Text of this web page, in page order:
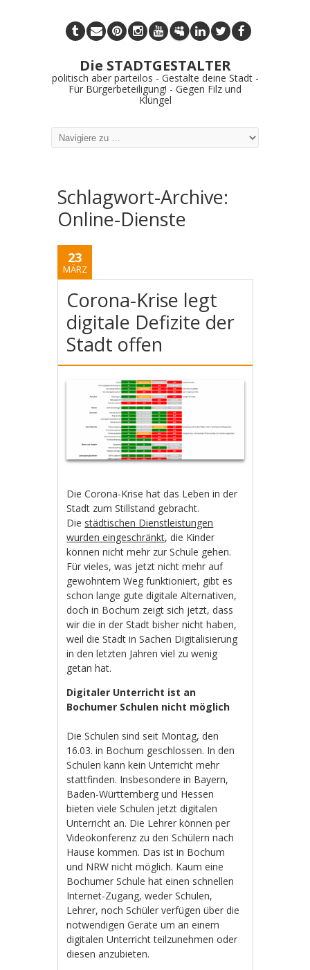
Die STADTGESTALTER
politisch aber parteilos - Gestalte deine Stadt -
Für Bürgerbeteiligung! - Gegen Filz und
Klüngel
Schlagwort-Archive:
Online-Dienste
23
MÄRZ
Corona-Krise legt
digitale Defizite der
Stadt offen
Die Corona-Krise hat das Leben in der
Stadt zum Stillstand gebracht.
Die städtischen Dienstleistungen
wurden eingeschränkt, die Kinder
können nicht mehr zur Schule gehen.
Für vieles, was jetzt nicht mehr auf
gewohntem Weg funktioniert, gibt es
schon lange gute digitale Alternativen,
doch in Bochum zeigt sich jetzt, dass
wir die in der Stadt bisher nicht haben,
weil die Stadt in Sachen Digitalisierung
in den letzten Jahren viel zu wenig
getan hat.
Digitaler Unterricht ist an
Bochumer Schulen nicht möglich
Die Schulen sind seit Montag, den
16.03. in Bochum geschlossen. In den
Schulen kann kein Unterricht mehr
stattfinden. Insbesondere in Bayern,
Baden-Württemberg und Hessen
bieten viele Schulen jetzt digitalen
Unterricht an. Die Lehrer können per
Videokonferenz zu den Schülern nach
Hause kommen. Das ist in Bochum
und NRW nicht möglich. Kaum eine
Bochumer Schule hat einen schnellen
Internet-Zugang, weder Schulen,
Lehrer, noch Schüler verfügen über die
notwendigen Geräte um an einem
digitalen Unterricht teilzunehmen oder
diesen anzubieten.